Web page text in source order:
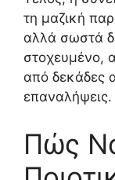
τη μαζική
αλλά σωστά
στοχευμένο,
από δεκάδες
επαναλήψεις.
Πώς